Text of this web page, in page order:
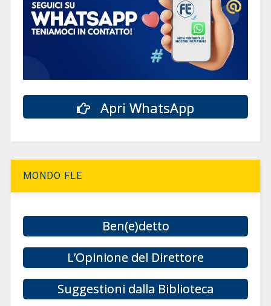
Apri WhatsApp
MONDO FLE
Ben(e)detto
L’Opinione del Direttore
Suggestioni dalla Biblioteca